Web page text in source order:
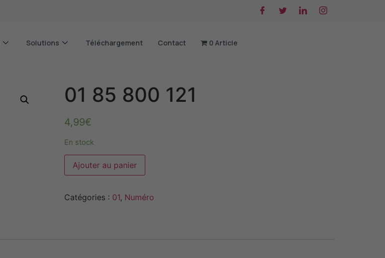
Solutions Téléchargement Contact 0 Article
01 85 800 121
4,99€
En stock
Ajouter au panier
Catégories : 01, Numéro